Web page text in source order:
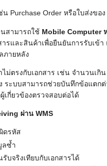
น Purchase Order หรือใบส่งของ
สามารถใช้ Mobile Computer
รและสินค้าเพื่อยืนยันการรับเข้า
ภายหลัง
ม่ตรงกับเอกสาร เช่น จำนวนเกิ
ระบบสามารถช่วยบันทึกข้อแตกต่
กี่ยวข้องตรวจสอบต่อได้
ผ่าน WMS
ดรหัส
ลซ้ำ
บจริงเทียบกับเอกสารได้